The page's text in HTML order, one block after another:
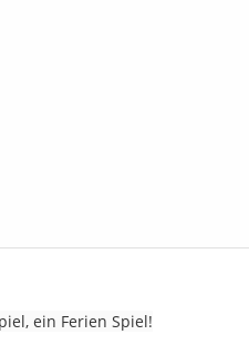
ein Ferien Spiel!